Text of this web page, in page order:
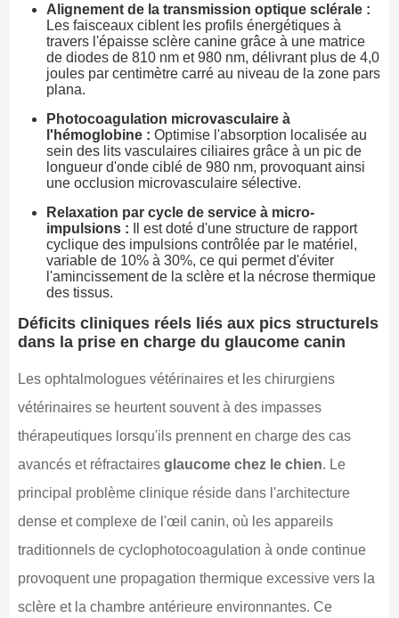
Alignement de la transmission optique sclérale :
Les faisceaux ciblent les profils énergétiques à
travers l'épaisse sclère canine grâce à une matrice
de diodes de 810 nm et 980 nm, délivrant plus de 4,0
joules par centimètre carré au niveau de la zone pars
plana.
Photocoagulation microvasculaire à
l'hémoglobine : Optimise l'absorption localisée au
sein des lits vasculaires ciliaires grâce à un pic de
longueur d'onde ciblé de 980 nm, provoquant ainsi
une occlusion microvasculaire sélective.
Relaxation par cycle de service à micro-
impulsions : Il est doté d'une structure de rapport
cyclique des impulsions contrôlée par le matériel,
variable de 10% à 30%, ce qui permet d'éviter
l'amincissement de la sclère et la nécrose thermique
des tissus.
Déficits cliniques réels liés aux pics structurels
dans la prise en charge du glaucome canin
Les ophtalmologues vétérinaires et les chirurgiens
vétérinaires se heurtent souvent à des impasses
thérapeutiques lorsqu'ils prennent en charge des cas
avancés et réfractaires glaucome chez le chien. Le
principal problème clinique réside dans l'architecture
dense et complexe de l'œil canin, où les appareils
traditionnels de cyclophotocoagulation à onde continue
provoquent une propagation thermique excessive vers la
sclère et la chambre antérieure environnantes. Ce